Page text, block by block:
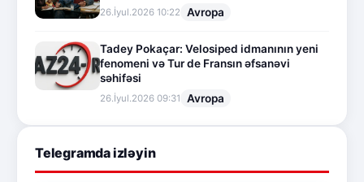
26.İyul.2026 10:22 Avropa
Tadey Pokaçar: Velosiped idmanının yeni
fenomeni və Tur de Fransın əfsanəvi
səhifəsi
26.İyul.2026 09:31 Avropa
Telegramda izləyin